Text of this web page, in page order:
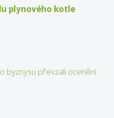
plynového kotle
byznysu převzali ocenění